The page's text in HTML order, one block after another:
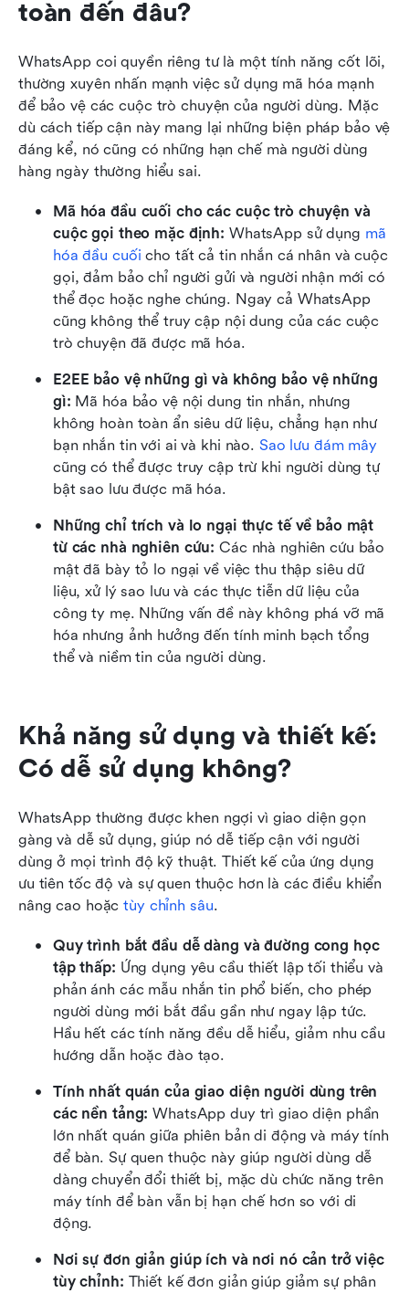
toàn đến đâu?
WhatsApp coi quyền riêng tư là một tính năng cốt lõi,
thường xuyên nhấn mạnh việc sử dụng mã hóa mạnh
để bảo vệ các cuộc trò chuyện của người dùng. Mặc
dù cách tiếp cận này mang lại những biện pháp bảo vệ
đáng kể, nó cũng có những hạn chế mà người dùng
hàng ngày thường hiểu sai.
Mã hóa đầu cuối cho các cuộc trò chuyện và
cuộc gọi theo mặc định: WhatsApp sử dụng mã
hóa đầu cuối cho tất cả tin nhắn cá nhân và cuộc
gọi, đảm bảo chỉ người gửi và người nhận mới có
thể đọc hoặc nghe chúng. Ngay cả WhatsApp
cũng không thể truy cập nội dung của các cuộc
trò chuyện đã được mã hóa.
E2EE bảo vệ những gì và không bảo vệ những
gì: Mã hóa bảo vệ nội dung tin nhắn, nhưng
không hoàn toàn ẩn siêu dữ liệu, chẳng hạn như
bạn nhắn tin với ai và khi nào. Sao lưu đám mây
cũng có thể được truy cập trừ khi người dùng tự
bật sao lưu được mã hóa.
Những chỉ trích và lo ngại thực tế về bảo mật
từ các nhà nghiên cứu: Các nhà nghiên cứu bảo
mật đã bày tỏ lo ngại về việc thu thập siêu dữ
liệu, xử lý sao lưu và các thực tiễn dữ liệu của
công ty mẹ. Những vấn đề này không phá vỡ mã
hóa nhưng ảnh hưởng đến tính minh bạch tổng
thể và niềm tin của người dùng.
Khả năng sử dụng và thiết kế:
Có dễ sử dụng không?
WhatsApp thường được khen ngợi vì giao diện gọn
gàng và dễ sử dụng, giúp nó dễ tiếp cận với người
dùng ở mọi trình độ kỹ thuật. Thiết kế của ứng dụng
ưu tiên tốc độ và sự quen thuộc hơn là các điều khiển
nâng cao hoặc tùy chỉnh sâu.
Quy trình bắt đầu dễ dàng và đường cong học
tập thấp: Ứng dụng yêu cầu thiết lập tối thiểu và
phản ánh các mẫu nhắn tin phổ biến, cho phép
người dùng mới bắt đầu gần như ngay lập tức.
Hầu hết các tính năng đều dễ hiểu, giảm nhu cầu
hướng dẫn hoặc đào tạo.
Tính nhất quán của giao diện người dùng trên
các nền tảng: WhatsApp duy trì giao diện phần
lớn nhất quán giữa phiên bản di động và máy tính
để bàn. Sự quen thuộc này giúp người dùng dễ
dàng chuyển đổi thiết bị, mặc dù chức năng trên
máy tính để bàn vẫn bị hạn chế hơn so với di
động.
Nơi sự đơn giản giúp ích và nơi nó cản trở việc
tùy chỉnh: Thiết kế đơn giản giúp giảm sự phân